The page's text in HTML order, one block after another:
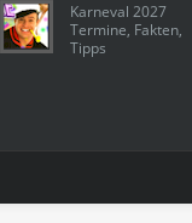
Karneval 2027
Termine, Fakten,
Tipps